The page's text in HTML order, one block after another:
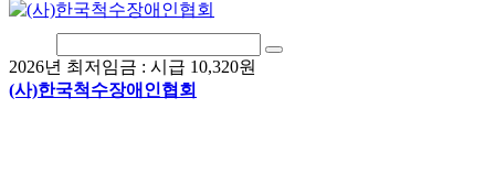
2026년 최저임금 : 시급 10,320원
(사)한국척수장애인협회
척수장애란?
찾아오시는길 문화예술위원
회